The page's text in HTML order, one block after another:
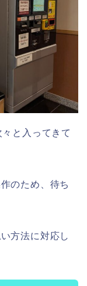
と入ってきて
のため、待ち
方法に対応し